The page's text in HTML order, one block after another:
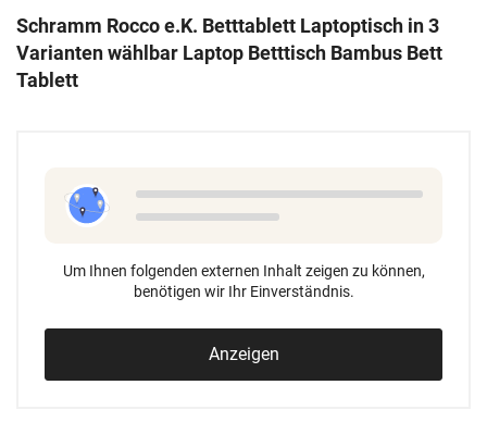
Schramm Rocco e.K. Betttablett Laptoptisch in 3
Varianten wählbar Laptop Betttisch Bambus Bett
Tablett
Um Ihnen folgenden externen Inhalt zeigen zu können,
benötigen wir Ihr Einverständnis.
Anzeigen